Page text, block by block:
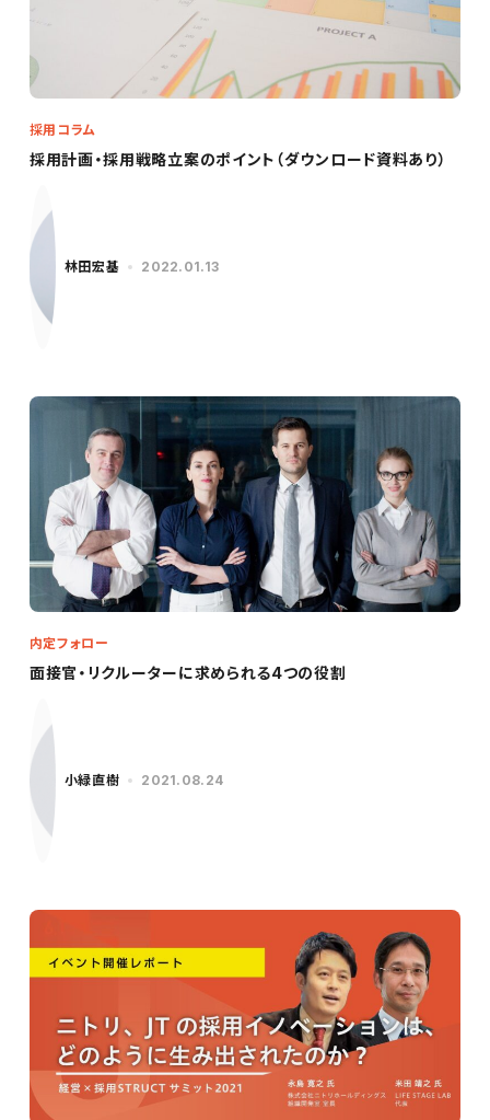
採用計画・採用戦略立案のポイント（ダウンロード資料あり）
採用コラム
林田宏基 2022.01.13
面接官・リクルーターに求められる4つの役割
内定フォロー
小緑直樹 2021.08.24